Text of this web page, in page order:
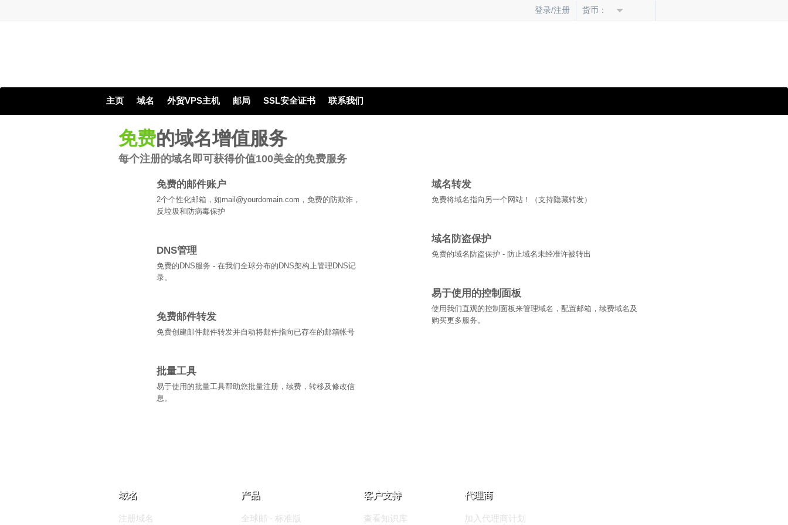
登录/注册 货币：
主页 域名 外贸VPS主机 邮局 SSL安全证书 联系我们
免费的域名增值服务
每个注册的域名即可获得价值100美金的免费服务
免费的邮件账户
2个个性化邮箱，如mail@yourdomain.com，免费的防欺诈，
反垃圾和防病毒保护
DNS管理
免费的DNS服务 - 在我们全球分布的DNS架构上管理DNS记
录。
免费邮件转发
免费创建邮件邮件转发并自动将邮件指向已存在的邮箱帐号
批量工具
易于使用的批量工具帮助您批量注册，续费，转移及修改信
息。
域名转发
免费将域名指向另一个网站！（支持隐藏转发）
域名防盗保护
免费的域名防盗保护 - 防止域名未经准许被转出
易于使用的控制面板
使用我们直观的控制面板来管理域名，配置邮箱，续费域名及
购买更多服务。
域名
注册域名
产品
全球邮 - 标准版
客户支持
查看知识库
代理商
加入代理商计划